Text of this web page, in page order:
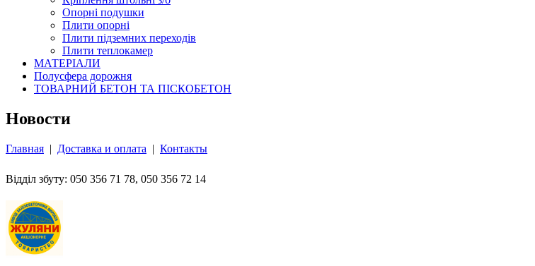
Опорні подушки
Плити опорні
Плити підземних переходів
Плити теплокамер
МАТЕРІАЛИ
Полусфера дорожня
ТОВАРНИЙ БЕТОН ТА ПІСКОБЕТОН
Новости
Главная | Доставка и оплата | Контакты
Відділ збуту: 050 356 71 78, 050 356 72 14